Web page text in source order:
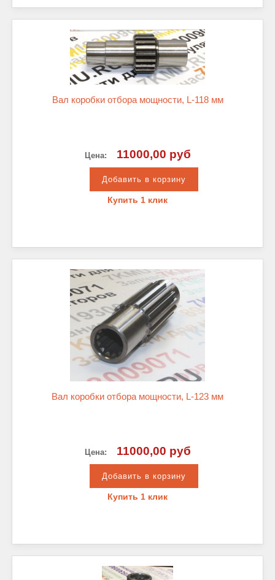
Вал коробки отбора мощности, L-118 мм
Цена: 11000,00 руб
Купить 1 клик
Вал коробки отбора мощности, L-123 мм
Цена: 11000,00 руб
Купить 1 клик